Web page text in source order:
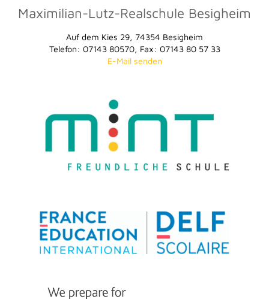
Maximilian-Lutz-Realschule Besigheim
Auf dem Kies 29, 74354 Besigheim
Telefon: 07143 80570, Fax: 07143 80 57 33
E-Mail senden